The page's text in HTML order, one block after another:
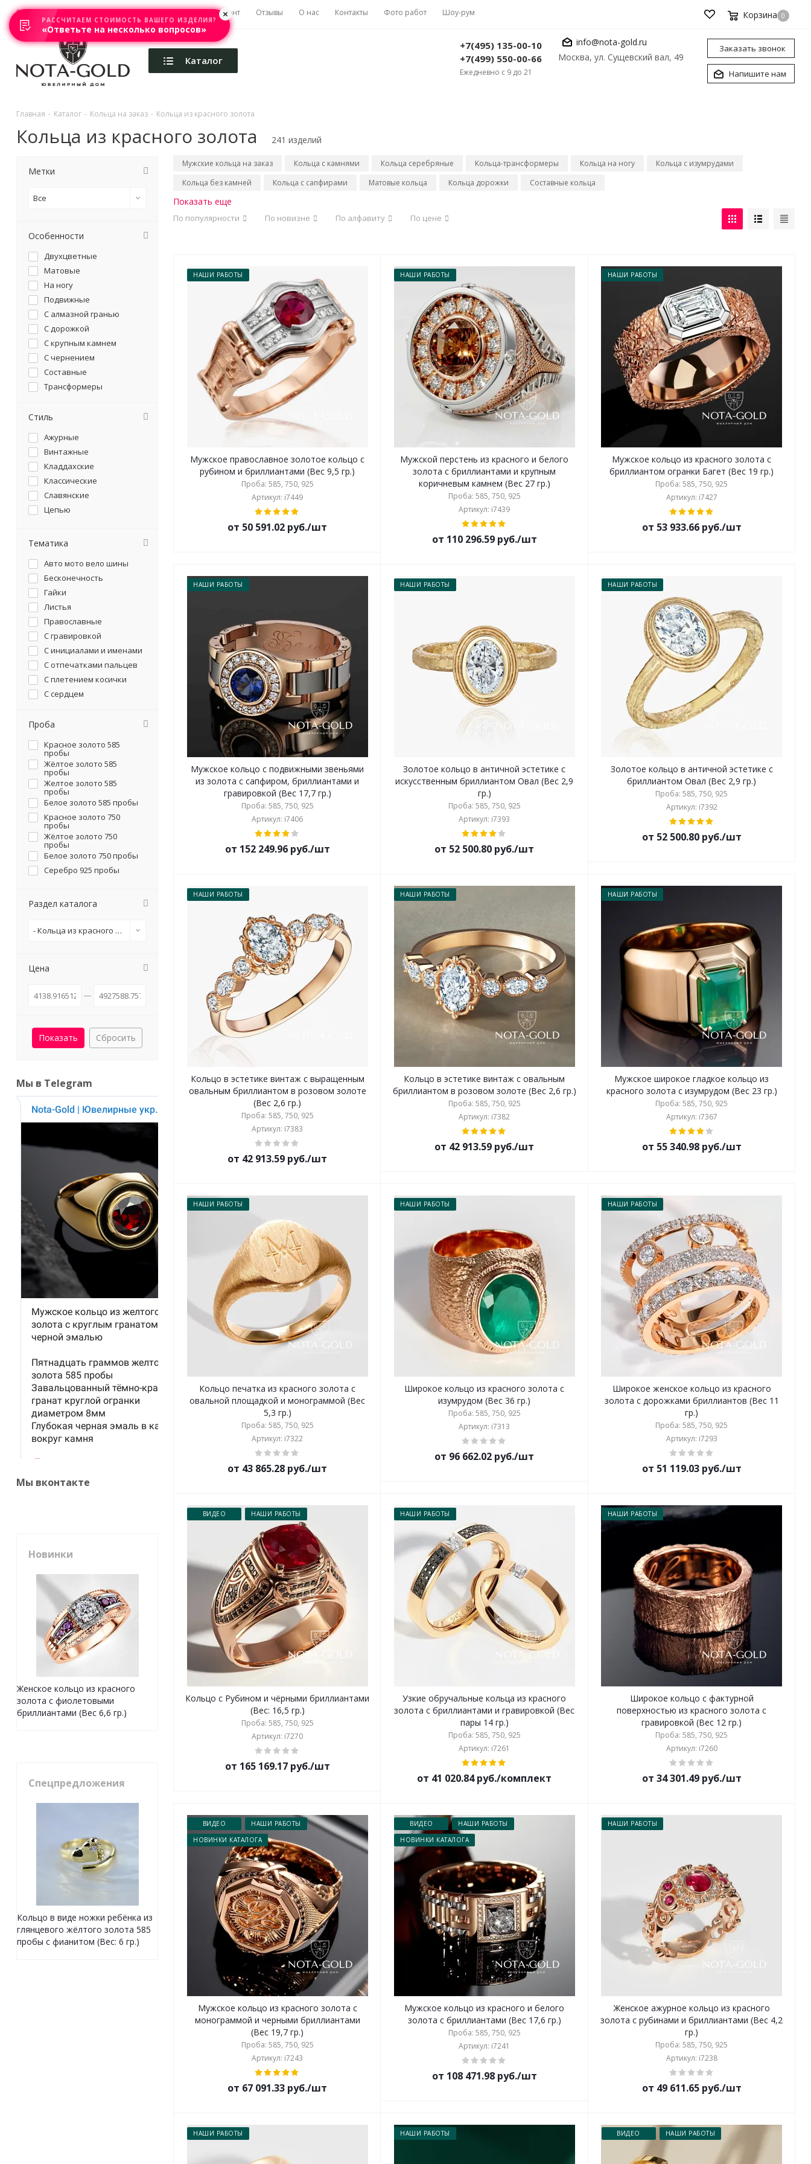
Главная Акции Каталоги Изготовление Ремонт Отзывы О нас Контакты Фото работ Шоу-рум Корзина 0
Каталог
+7(495) 135-00-10
+7(499) 550-00-66
Ежедневно с 9 до 21
info@nota-gold.ru
Москва, ул. Сущевский вал, 49
Заказать звонок
Напишите нам
Главная - Каталог - Кольца на заказ - Кольца из красного золота
Кольца из красного золота 241 изделий
Мужские кольца на заказ Кольца с камнями Кольца серебряные Кольца-трансформеры Кольца на ногу
Кольца с изумрудами
Кольца без камней
Кольца с сапфирами Матовые кольца Кольца дорожки Составные кольца
Показать еще
По популярности По новизне По алфавиту По цене
НАШИ РАБОТЫ
Мужское православное золотое кольцо с
рубином и бриллиантами (Вес 9,5 гр.)
Проба: 585, 750, 925
Артикул: i7449
от 50 591.02 руб./шт
НАШИ РАБОТЫ
Мужской перстень из красного и белого
золота с бриллиантами и крупным
коричневым камнем (Вес 27 гр.)
Проба: 585, 750, 925
Артикул: i7439
от 110 296.59 руб./шт
НАШИ РАБОТЫ
Мужское кольцо из красного золота с
бриллиантом огранки Багет (Вес 19 гр.)
Проба: 585, 750, 925
Артикул: i7427
от 53 933.66 руб./шт
НАШИ РАБОТЫ
Мужское кольцо с подвижными звеньями
из золота с сапфиром, бриллиантами и
гравировкой (Вес 17,7 гр.)
Проба: 585, 750, 925
Артикул: i7406
от 152 249.96 руб./шт
НАШИ РАБОТЫ
Золотое кольцо в античной эстетике с
искусственным бриллиантом Овал (Вес 2,9
гр.)
Проба: 585, 750, 925
Артикул: i7393
от 52 500.80 руб./шт
НАШИ РАБОТЫ
Золотое кольцо в античной эстетике с
бриллиантом Овал (Вес 2,9 гр.)
Проба: 585, 750, 925
Артикул: i7392
от 52 500.80 руб./шт
НАШИ РАБОТЫ
Кольцо в эстетике винтаж с выращенным
овальным бриллиантом в розовом золоте
(Вес 2,6 гр.)
Проба: 585, 750, 925
Артикул: i7383
от 42 913.59 руб./шт
НАШИ РАБОТЫ
Кольцо в эстетике винтаж с овальным
бриллиантом в розовом золоте (Вес 2,6 гр.)
Проба: 585, 750, 925
Артикул: i7382
от 42 913.59 руб./шт
НАШИ РАБОТЫ
Мужское широкое гладкое кольцо из
красного золота с изумрудом (Вес 23 гр.)
Проба: 585, 750, 925
Артикул: i7367
от 55 340.98 руб./шт
НАШИ РАБОТЫ
Кольцо печатка из красного золота с
овальной площадкой и монограммой (Вес
5,3 гр.)
Проба: 585, 750, 925
Артикул: i7322
от 43 865.28 руб./шт
НАШИ РАБОТЫ
Широкое кольцо из красного золота с
изумрудом (Вес 36 гр.)
Проба: 585, 750, 925
Артикул: i7313
от 96 662.02 руб./шт
НАШИ РАБОТЫ
Широкое женское кольцо из красного
золота с дорожками бриллиантов (Вес 11
гр.)
Проба: 585, 750, 925
Артикул: i7293
от 51 119.03 руб./шт
ВИДЕО НАШИ РАБОТЫ
Кольцо с Рубином и чёрными бриллиантами
(Вес: 16,5 гр.)
Проба: 585, 750, 925
Артикул: i7270
от 165 169.17 руб./шт
НАШИ РАБОТЫ
Узкие обручальные кольца из красного
золота с бриллиантами и гравировкой (Вес
пары 14 гр.)
Проба: 585, 750, 925
Артикул: i7261
от 41 020.84 руб./комплект
НАШИ РАБОТЫ
Широкое кольцо с фактурной
поверхностью из красного золота с
гравировкой (Вес 12 гр.)
Проба: 585, 750, 925
Артикул: i7260
от 34 301.49 руб./шт
ВИДЕО
НАШИ РАБОТЫ
НОВИНКИ КАТАЛОГА
Мужское кольцо из красного золота с
монограммой и черными бриллиантами
(Вес 19,7 гр.)
Проба: 585, 750, 925
Артикул: i7243
от 67 091.33 руб./шт
ВИДЕО
НАШИ РАБОТЫ
НОВИНКИ КАТАЛОГА
Мужское кольцо из красного и белого
золота с бриллиантами (Вес 17,6 гр.)
Проба: 585, 750, 925
Артикул: i7241
от 108 471.98 руб./шт
НАШИ РАБОТЫ
Женское ажурное кольцо из красного
золота с рубинами и бриллиантами (Вес 4,2
гр.)
Проба: 585, 750, 925
Артикул: i7238
от 49 611.65 руб./шт
НАШИ РАБОТЫ НАШИ РАБОТЫ ВИДЕО НАШИ РАБОТЫ
Метки
Все
Особенности
Двухцветные
Матовые
На ногу
Подвижные
С алмазной гранью
С дорожкой
С крупным камнем
С чернением
Составные
Трансформеры
Широкие
Стиль
Ажурные
Винтажные
Кладдахские
Классические
Славянские
Цепью
Тематика
Авто мото вело шины
Бесконечность
Гайки
Листья
Православные
С гравировкой
С инициалами и именами
С отпечатками пальцев
С плетением косички
С сердцем
Проба
Красное золото 585
пробы
Жёлтое золото 585
пробы
Желтое золото 585
пробы
Белое золото 585 пробы
Красное золото 750
пробы
Жёлтое золото 750
пробы
Белое золото 750 пробы
Серебро 925 пробы
Раздел каталога
- Кольца из красного золота
Цена
Сбросить
Мы в Telegram
Мы вконтакте
Новинки
Женское кольцо из красного
золота с фиолетовыми
бриллиантами (Вес 6,6 гр.)
Спецпредложения
Кольцо в виде ножки ребёнка из
глянцевого жёлтого золота 585
пробы с фианитом (Вес: 6 гр.)
РАССЧИТАЕМ СТОИМОСТЬ ВАШЕГО ИЗДЕЛИЯ?
«Ответьте на несколько вопросов»